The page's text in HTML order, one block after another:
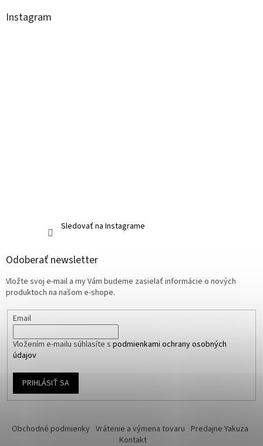
Instagram
Sledovať na Instagrame
Odoberať newsletter
Vložte svoj e-mail a my Vám budeme zasielať informácie o nových
produktoch na našom e-shope.
Email
Vložením e-mailu súhlasíte s podmienkami ochrany osobných
údajov
PRIHLÁSIŤ SA
Obchodné podmienky Vrátenie a výmena tovaru Predajne Yakuza
Kontakt